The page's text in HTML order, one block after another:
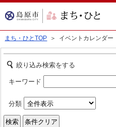
まち・ひとTOP ＞ イベントカレンダー
絞り込み検索をする
キーワード
分類